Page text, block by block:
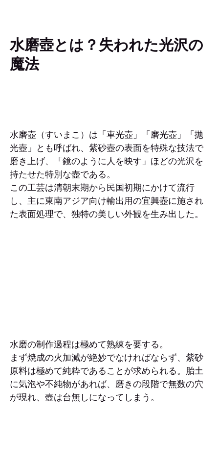
水磨壺とは？失われた光沢の
魔法
水磨壺（すいまこ）は「車光壺」「磨光壺」「拋
光壺」とも呼ばれ、紫砂壺の表面を特殊な技法で
磨き上げ、「鏡のように人を映す」ほどの光沢を
持たせた特別な壺である。
この工芸は清朝末期から民国初期にかけて流行
し、主に東南アジア向け輸出用の宜興壺に施され
た表面処理で、独特の美しい外観を生み出した。
水磨の制作過程は極めて熟練を要する。
まず焼成の火加減が絶妙でなければならず、紫砂
原料は極めて純粋であることが求められる。胎土
に気泡や不純物があれば、磨きの段階で無数の穴
が現れ、壺は台無しになってしまう。